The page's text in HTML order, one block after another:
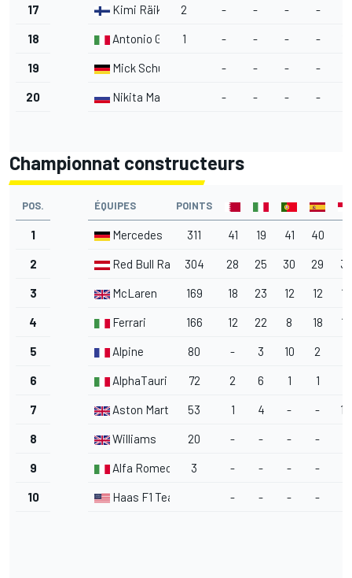
17 Kimi Räikkönen
2 - - - -
18 Antonio Giovinazzi
1 - - - -
19 Mick Schumacher - - - -
20 Nikita Mazepin - - - -
Championnat constructeurs
POS. ÉQUIPES POINTS
1 Mercedes 311 41 19 41 40
2 Red Bull Racing304 28 25 30 29 37
3 McLaren 169 18 23 12 12 15
4 Ferrari 166 12 22 8 18 18
5 Alpine 80 - 3 10 2
6 AlphaTauri 72 2 6 1 1
7 Aston Martin Racing
53 1 4 - - 14
8 Williams 20 - - - -
9 Alfa Romeo 3 - - - -
10 Haas F1 Team - - - -